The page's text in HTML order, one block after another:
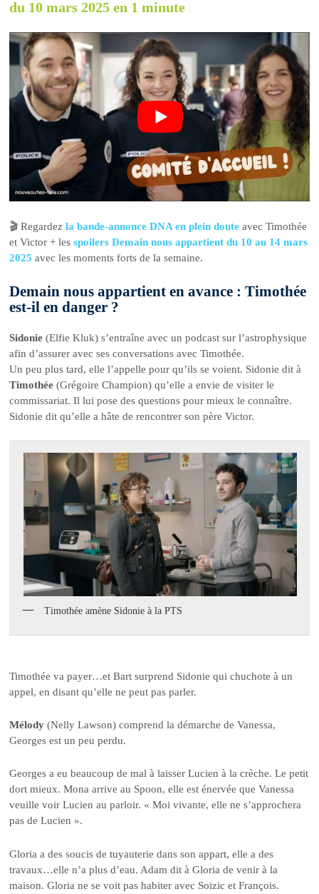
du 10 mars 2025 en 1 minute
🎬 Regardezla bande-annonce DNA en plein doute avec Timothée
et Victor + lesspoilers Demain nous appartient du 10 au 14 mars
2025 avec les moments forts de la semaine.
Demain nous appartient en avance : Timothée
est-il en danger ?
Sidonie (Elfie Kluk) s’entraîne avec un podcast sur l’astrophysique
afin d’assurer avec ses conversations avec Timothée.
Un peu plus tard, elle l’appelle pour qu’ils se voient. Sidonie dit à
Timothée (Grégoire Champion) qu’elle a envie de visiter le
commissariat. Il lui pose des questions pour mieux le connaître.
Sidonie dit qu’elle a hâte de rencontrer son père Victor.
Timothée amène Sidonie à la PTS
Timothée va payer…et Bart surprend Sidonie qui chuchote à un
appel, en disant qu’elle ne peut pas parler.
Mélody(Nelly Lawson) comprend la démarche de Vanessa,
Georges est un peu perdu.
Georges a eu beaucoup de mal à laisser Lucien à la crèche. Le petit
dort mieux. Mona arrive au Spoon, elle est énervée que Vanessa
veuille voir Lucien au parloir. « Moi vivante, elle ne s’approchera
pas de Lucien ».
Gloria a des soucis de tuyauterie dans son appart, elle a des
travaux…elle n’a plus d’eau. Adam dit à Gloria de venir à la
maison. Gloria ne se voit pas habiter avec Soizic et François.